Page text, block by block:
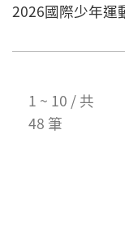
2026國際少年運
1 ~ 10 / 共
48 筆